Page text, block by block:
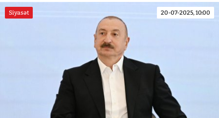
Siyasət 20-07-2025, 10:00